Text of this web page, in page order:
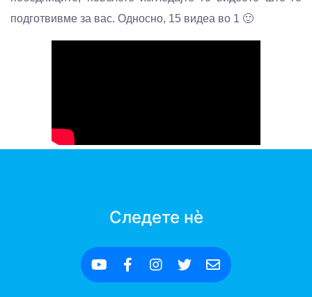
подготвивме за вас. Односно, 15 видеа во 1 🙂
Следете нè